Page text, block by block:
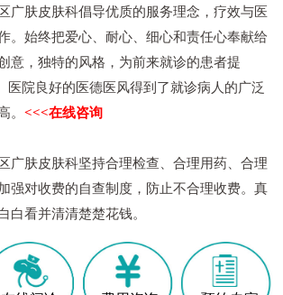
肤皮肤科倡导优质的服务理念，疗效与医
。始终把爱心、耐心、细心和责任心奉献给
意，独特的风格，为前来就诊的患者提
医院良好的医德医风得到了就诊病人的广泛
。<<<在线咨询
肤皮肤科坚持合理检查、合理用药、合理
强对收费的自查制度，防止不合理收费。真
白看并清清楚楚花钱。